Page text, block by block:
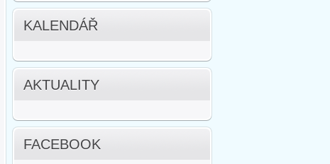
KALENDÁŘ
AKTUALITY
FACEBOOK